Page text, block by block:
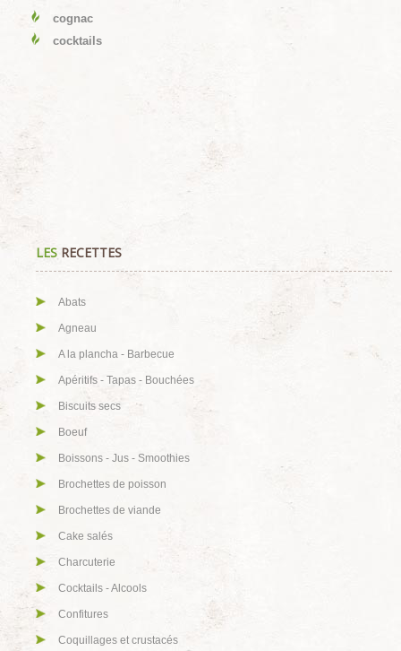
cognac
cocktails
LES RECETTES
Abats
Agneau
A la plancha - Barbecue
Apéritifs - Tapas - Bouchées
Biscuits secs
Boeuf
Boissons - Jus - Smoothies
Brochettes de poisson
Brochettes de viande
Cake salés
Charcuterie
Cocktails - Alcools
Confitures
Coquillages et crustacés